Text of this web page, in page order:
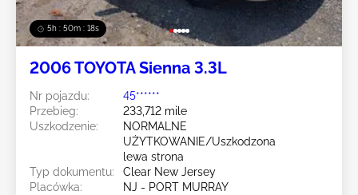
5h : 50m : 16s
2006 TOYOTA Sienna 3.3L
Nr pojazdu:
45******
Przebieg:
233,712 mile
Uszkodzenie:
NORMALNE
UŻYTKOWANIE/Uszkodzona
lewa strona
Typ dokumentu:
Clear New Jersey
Placówka:
NJ - PORT MURRAY